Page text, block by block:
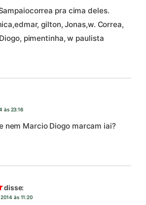
pra cima deles.
gilton, Jonas,w. Correa,
pimentinha, w paulista
às 23:16
nem Marcio Diogo marcam iai?
disse:
às 11:20